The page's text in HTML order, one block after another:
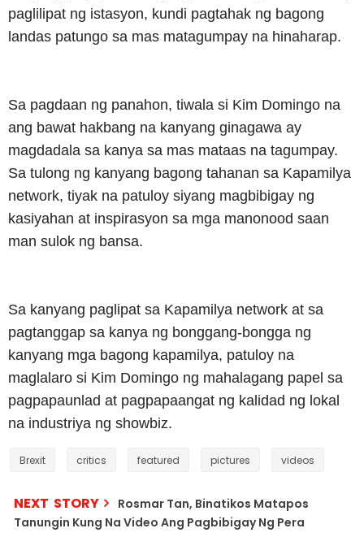
paglilipat ng istasyon, kundi pagtahak ng bagong
landas patungo sa mas matagumpay na hinaharap.
Sa pagdaan ng panahon, tiwala si Kim Domingo na
ang bawat hakbang na kanyang ginagawa ay
magdadala sa kanya sa mas mataas na tagumpay.
Sa tulong ng kanyang bagong tahanan sa Kapamilya
network, tiyak na patuloy siyang magbibigay ng
kasiyahan at inspirasyon sa mga manonood saan
man sulok ng bansa.
Sa kanyang paglipat sa Kapamilya network at sa
pagtanggap sa kanya ng bonggang-bongga ng
kanyang mga bagong kapamilya, patuloy na
maglalaro si Kim Domingo ng mahalagang papel sa
pagpapaunlad at pagpapaangat ng kalidad ng lokal
na industriya ng showbiz.
Brexit critics featured pictures videos
NEXT STORY
Rosmar Tan, Binatikos Matapos
Tanungin Kung Na Video Ang Pagbibigay Ng Pera